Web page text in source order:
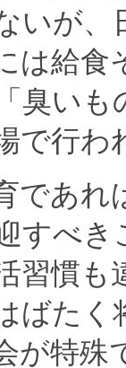
いが、
は給
臭い
で行わ
であれ
すべ
習慣
ばたく
が特殊